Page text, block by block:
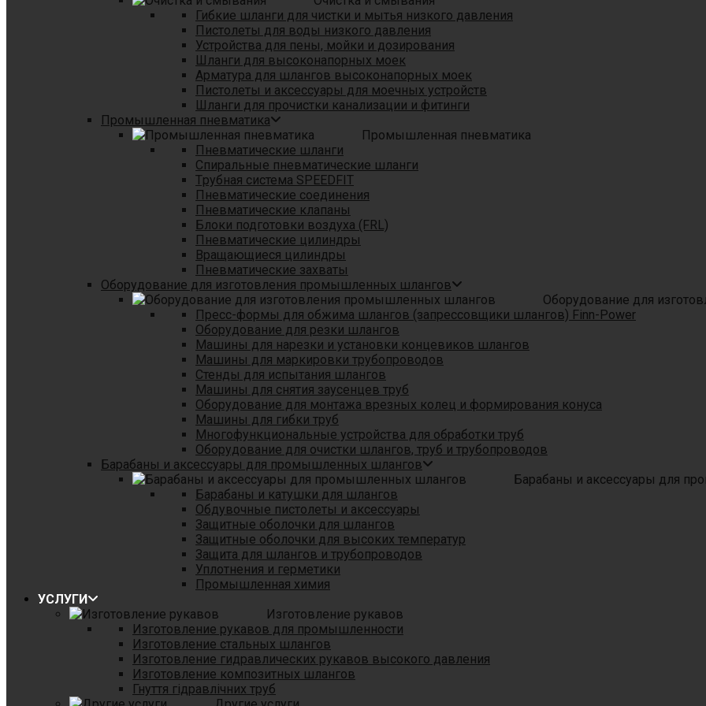
Гибкие шланги для чистки и мытья низкого давления
Пистолеты для воды низкого давления
Устройства для пены, мойки и дозирования
Шланги для высоконапорных моек
Арматура для шлангов высоконапорных моек
Пистолеты и аксессуары для моечных устройств
Шланги для прочистки канализации и фитинги
Промышленная пневматика
Промышленная пневматика
Пневматические шланги
Спиральные пневматические шланги
Tрубная система SPEEDFIT
Пневматические соединения
Пневматические клапаны
Блоки подготовки воздуха (FRL)
Пневматические цилиндры
Вращающиеся цилиндры
Пневматические захваты
Оборудование для изготовления промышленных шлангов
Оборудование для
Пресс-формы для обжима шлангов (запрессовщики шлангов) Finn-Power
Оборудование для резки шлангов
Машины для нарезки и установки концевиков шлангов
Машины для маркировки трубопроводов
Стенды для испытания шлангов
Машины для снятия заусенцев труб
Оборудование для монтажа врезных колец и формирования конуса
Машины для гибки труб
Многофункциональные устройства для обработки труб
Оборудование для очистки шлангов, труб и трубопроводов
Барабаны и аксессуары для промышленных шлангов
Барабаны и аксессуары для
Барабаны и катушки для шлангов
Обдувочные пистолеты и аксессуары
Защитные оболочки для шлангов
Защитные оболочки для высоких температур
Защита для шлангов и трубопроводов
Уплотнения и герметики
Промышленная химия
УСЛУГИ
Изготовление рукавов
Изготовление рукавов для промышленности
Изготовление стальных шлангов
Изготовление гидравлических рукавов высокого давления
Изготовление композитных шлангов
Гнуття гідравлічних труб